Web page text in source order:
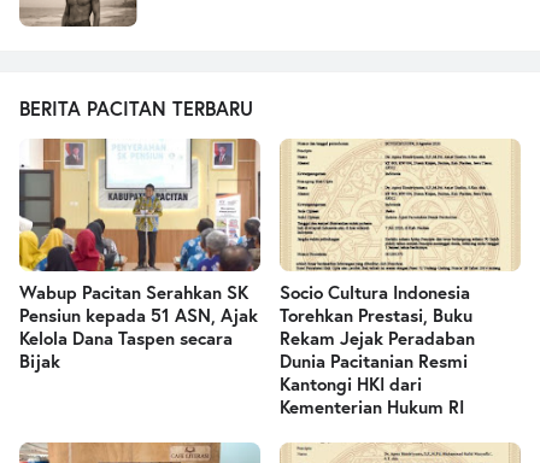
BERITA PACITAN TERBARU
Wabup Pacitan Serahkan SK
Pensiun kepada 51 ASN, Ajak
Kelola Dana Taspen secara
Bijak
Socio Cultura Indonesia
Torehkan Prestasi, Buku
Rekam Jejak Peradaban
Dunia Pacitanian Resmi
Kantongi HKI dari
Kementerian Hukum RI